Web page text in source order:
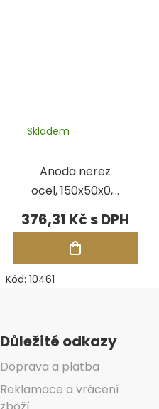
Anoda nerez
ocel, 150x50x0,5
mm (Comfort II
a Digital II)
Skladem
376,31 Kč
Kód: 10461
Důležité odkazy
Doprava a platba
Reklamace a vrácení